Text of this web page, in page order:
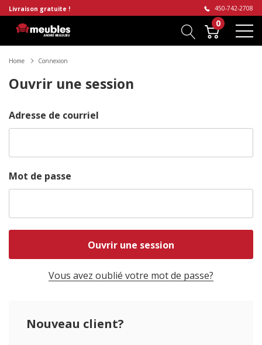
Livraison gratuite ! 450-742-2708
0
Home Connexion
Ouvrir une session
Adresse de courriel
Mot de passe
Vous avez oublié votre mot de passe?
Nouveau client?